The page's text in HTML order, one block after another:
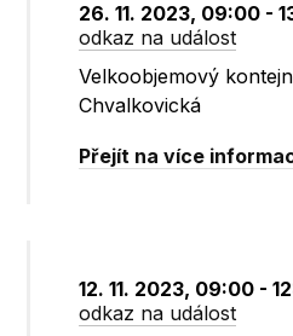
26. 11. 2023, 09:00 -
odkaz na událost
Velkoobjemový
Chvalkovická
Přejít na více
12. 11. 2023, 09:00 -
odkaz na událost